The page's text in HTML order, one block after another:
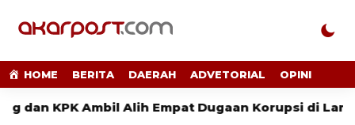
HOME BERITA DAERAH ADVETORIAL OPINI
Ambil Alih Empat Dugaan Korupsi di Lampung